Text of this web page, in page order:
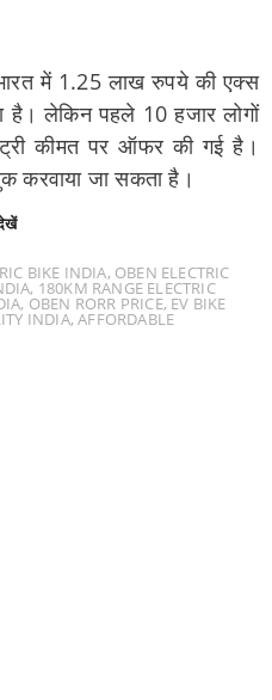
में 1.25 लाख रुपये की एक्स
है। लेकिन पहले 10 हजार लोगों
कीमत पर ऑफर की गई है।
करवाया जा सकता है।
BIKE INDIA, OBEN ELECTRIC
, 180KM RANGE ELECTRIC
, OBEN RORR PRICE, EV BIKE
INDIA,AFFORDABLE